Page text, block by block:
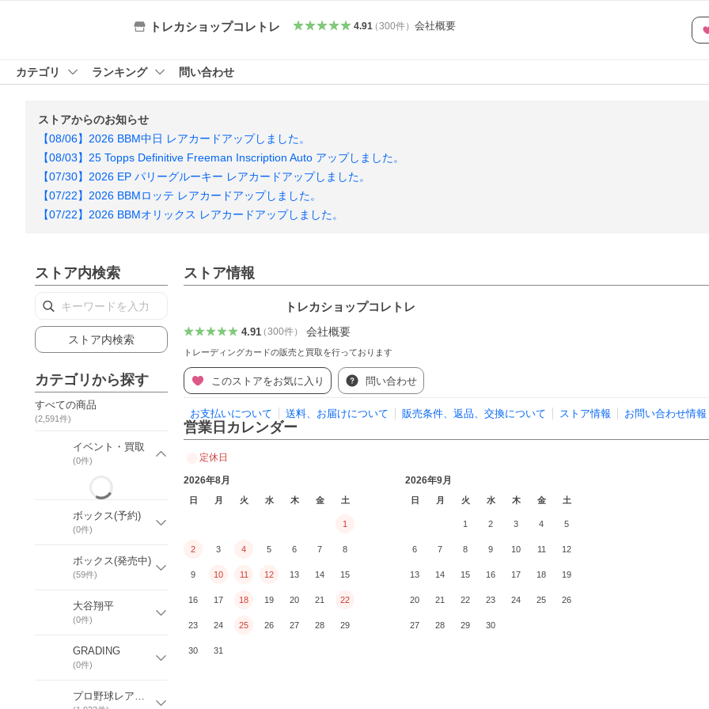
トレカショップコレトレ 4.91（300件） 会社概要
カテゴリ ランキング 問い合わせ
ストアからのお知らせ
【08/06】2026 BBM中日 レアカードアップしました。
【08/03】25 Topps Definitive Freeman Inscription Auto アップしました。
【07/30】2026 EP パリーグルーキー レアカードアップしました。
【07/22】2026 BBMロッテ レアカードアップしました。
【07/22】2026 BBMオリックス レアカードアップしました。
ストア内検索
ストア内検索
カテゴリから探す
すべての商品
(2,591件)
イベント・買取
(0件)
ボックス(予約)
(0件)
ボックス(発売中)
(59件)
大谷翔平
(0件)
GRADING
(0件)
プロ野球レアカード
ストア情報
トレカショップコレトレ
4.91（300件） 会社概要
トレーディングカードの販売と買取を行っております
このストアをお気に入り 問い合わせ
お支払いについて 送料、お届けについて 販売条件、返品、交換について ストア情報 お問い合わせ情報
営業日カレンダー
定休日
2026年8月
日 月 火 水 木 金 土
1
2 3 4 5 6 7 8
9 10 11 12 13 14 15
16 17 18 19 20 21 22
23 24 25 26 27 28 29
30 31
2026年9月
日 月 火 水 木 金 土
1 2 3 4 5
6 7 8 9 10 11 12
13 14 15 16 17 18 19
20 21 22 23 24 25 26
27 28 29 30